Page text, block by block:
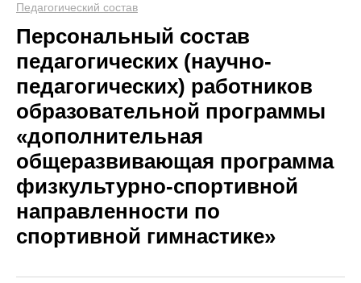
Педагогический состав
Персональный состав
педагогических (научно-
педагогических) работников
образовательной программы
«дополнительная
общеразвивающая программа
физкультурно-спортивной
направленности по
спортивной гимнастике»